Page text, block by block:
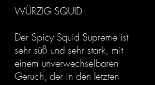
WÜRZIG SQUID
Der Spicy Squid Supreme ist
sehr süß und sehr stark, mit
einem unverwechselbaren
Geruch, der in den letzten